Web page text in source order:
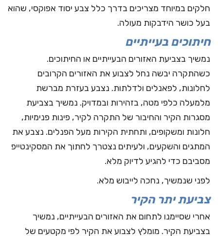
חלקים במיוחד מצריכים בדרך כלל צבע יסוד אפוקסי, שהוא
בעל כושר הידבקות מעולה.
חיתוכים בעייתיים
נמשיך בצביעת האזורים הבעייתיים או החיתוכים.
כשהתקרה יבשה נחל לצבוע את האזורים הקרובים
לחלונות, לפאנלים ולדלתות. נצבע בעזרת מברשת
מלמעלה כלפי מטה, בזהירות ובמדויק. נמשיך בצביעת
מסגרות הקיר והחיבור של התקרה לקיר, פינות פנימיות,
חלונות ומשקופים, ותחתית הקירות מעל הפנלים. נצבע את
המתגים והשקעים, ולעיתים נצטרך לחתוך את המסקינטייפ
מסביבם כדי להגיע לדיוק מלא.
לפני שנמשיך, נחכה לייבוש מלא.
צביעת יתר הקיר
אחרי שסיימנו לתחום את האזורים הבעייתיים, נמשיך
בצביעת הקיר. מומלץ לצבוע את הקיר לפי מקטעים של